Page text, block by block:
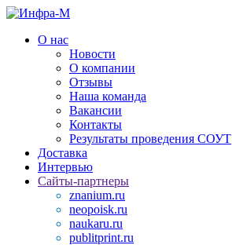
О нас
Новости
О компании
Отзывы
Наша команда
Вакансии
Контакты
Результаты проведения СОУТ
Доставка
Интервью
Сайты-партнеры
znanium.ru
neopoisk.ru
naukaru.ru
publitprint.ru